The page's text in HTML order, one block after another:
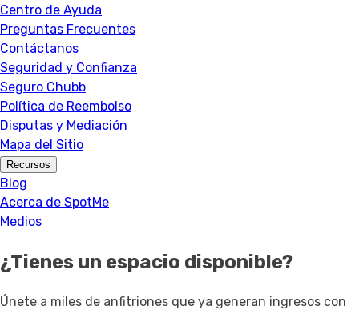
Centro de Ayuda
Preguntas Frecuentes
Contáctanos
Seguridad y Confianza
Seguro Chubb
Política de Reembolso
Disputas y Mediación
Mapa del Sitio
Recursos
Blog
Acerca de SpotMe
Medios
¿Tienes un espacio disponible?
Únete a miles de anfitriones que ya generan ingresos con